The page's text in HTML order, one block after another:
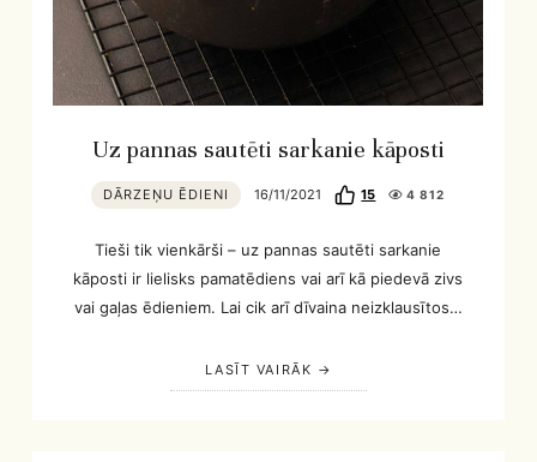
Uz pannas sautēti sarkanie kāposti
DĀRZEŅU ĒDIENI 16/11/2021 15 4 812
Tieši tik vienkārši – uz pannas sautēti sarkanie
kāposti ir lielisks pamatēdiens vai arī kā piedevā zivs
vai gaļas ēdieniem. Lai cik arī dīvaina neizklausītos…
LASĪT VAIRĀK